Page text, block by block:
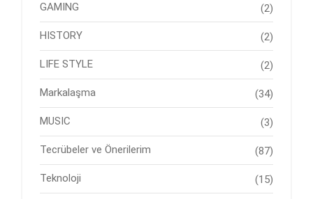
GAMING (2)
HISTORY (2)
LIFE STYLE (2)
Markalaşma (34)
MUSIC (3)
Tecrübeler ve Önerilerim (87)
Teknoloji (15)